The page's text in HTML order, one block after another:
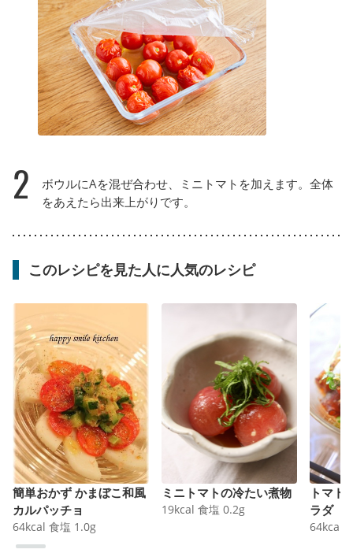
2
ボウルにAを混ぜ合わせ、ミニトマトを加えます。全体
をあえたら出来上がりです。
このレシピを見た人に人気のレシピ
簡単おかず かまぼこ和風
カルパッチョ
64kcal 食塩 1.0g
ミニトマトの冷たい煮物
19kcal 食塩 0.2g
トマト
ラダ
64kcal